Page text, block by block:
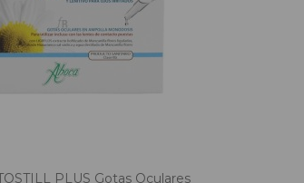
PLUS Gotas Oculares